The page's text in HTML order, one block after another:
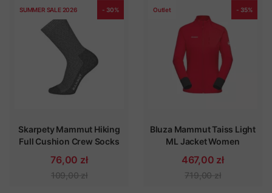
SUMMER SALE 2026 - 30%
Skarpety Mammut Hiking
Full Cushion Crew Socks
76,00 zł
109,00 zł
Outlet - 35%
Bluza Mammut Taiss Light
ML Jacket Women
467,00 zł
719,00 zł